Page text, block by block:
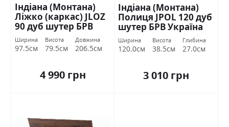
Індіана (Монтана)
Ліжко (каркас) JLOZ
90 дуб шутер БРВ
Україна
Ширина
97.5см
Висота
79.5см
Довжина
206.5см
4 990 грн
Індіана (Монтана)
Полиця JPOL 120 дуб
шутер БРВ Україна
Ширина
120.0см
Висота
38.5см
Глибина
27.0см
3 010 грн